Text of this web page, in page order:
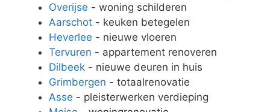
Overijse - woning schilderen
Aarschot - keuken betegelen
Heverlee - nieuwe vloeren
Tervuren - appartement renoveren
Dilbeek - nieuwe deuren in huis
Grimbergen - totaalrenovatie
Asse - pleisterwerken verdieping